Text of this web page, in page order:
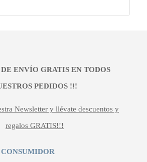
DE ENVÍO GRATIS EN TODOS
PEDIDOS !!!
Newsletter y llévate descuentos y
regalos GRATIS!!!